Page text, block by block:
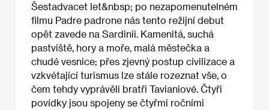
Šestadvacet let&nbsp; po nezapomenutelném
filmu Padre padrone nás tento režijní debut
opět zavede na Sardinii. Kamenitá, suchá
pastviště, hory a moře, malá městečka a
chudé vesnice; přes zjevný postup civilizace a
vzkvétající turismus lze stále rozeznat vše, o
čem tehdy vyprávěli bratři Tavianiové. Čtyři
povídky jsou spojeny se čtyřmi ročními